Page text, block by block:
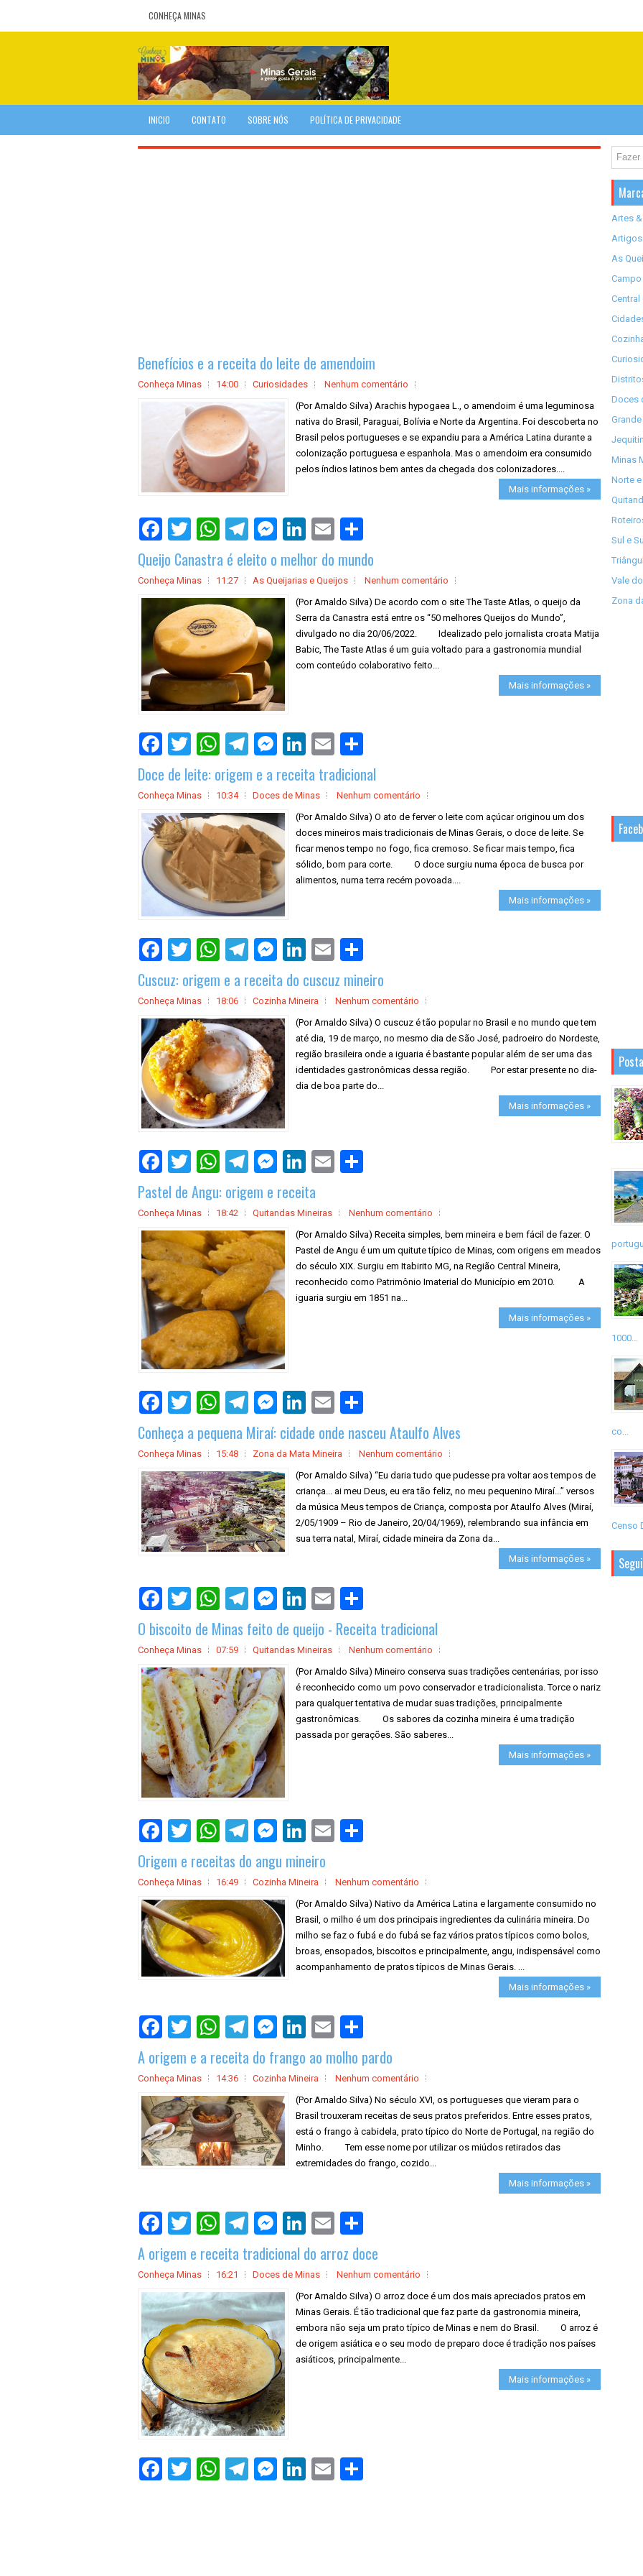
CONHEÇA MINAS
INICIO CONTATO SOBRE NÓS POLÍTICA DE PRIVACIDADE
Benefícios e a receita do leite de amendoim
Conheça Minas 14:00 Curiosidades
Nenhum comentário
(Por Arnaldo Silva) Arachis hypogaea L., o amendoim é uma leguminosa
nativa do Brasil, Paraguai, Bolívia e Norte da Argentina. Foi descoberta no
Brasil pelos portugueses e se expandiu para a América Latina durante a
colonização portuguesa e espanhola. Mas o amendoim era consumido
pelos índios latinos bem antes da chegada dos colonizadores....
Mais informações »
r
e
Queijo Canastra é eleito o melhor do mundo
Conheça Minas 11:27 As Queijarias e Queijos
Nenhum comentário
(Por Arnaldo Silva) De acordo com o site The Taste Atlas, o queijo da
Serra da Canastra está entre os “50 melhores Queijos do Mundo”,
divulgado no dia 20/06/2022. Idealizado pelo jornalista croata Matija
Babic, The Taste Atlas é um guia voltado para a gastronomia mundial
com conteúdo colaborativo feito...
Mais informações »
r
e
Doce de leite: origem e a receita tradicional
Conheça Minas 10:34 Doces de Minas
Nenhum comentário
(Por Arnaldo Silva) O ato de ferver o leite com açúcar originou um dos
doces mineiros mais tradicionais de Minas Gerais, o doce de leite. Se
ficar menos tempo no fogo, fica cremoso. Se ficar mais tempo, fica
sólido, bom para corte. O doce surgiu numa época de busca por
alimentos, numa terra recém povoada....
Mais informações »
r
e
Cuscuz: origem e a receita do cuscuz mineiro
Conheça Minas 18:06 Cozinha Mineira
Nenhum comentário
(Por Arnaldo Silva) O cuscuz é tão popular no Brasil e no mundo que tem
até dia, 19 de março, no mesmo dia de São José, padroeiro do Nordeste,
região brasileira onde a iguaria é bastante popular além de ser uma das
identidades gastronômicas dessa região. Por estar presente no dia-
dia de boa parte do...
Mais informações »
Pastel de Angu: origem e receita
Conheça Minas 18:42 Quitandas Mineiras
Nenhum comentário
(Por Arnaldo Silva) Receita simples, bem mineira e bem fácil de fazer. O
Pastel de Angu é um um quitute típico de Minas, com origens em meados
do século XIX. Surgiu em Itabirito MG, na Região Central Mineira,
reconhecido como Patrimônio Imaterial do Município em 2010. A
iguaria surgiu em 1851 na...
Mais informações »
r
e
Conheça a pequena Miraí: cidade onde nasceu Ataulfo Alves
Conheça Minas 15:48 Zona da Mata Mineira
Nenhum comentário
(Por Arnaldo Silva) “Eu daria tudo que pudesse pra voltar aos tempos de
criança... ai meu Deus, eu era tão feliz, no meu pequenino Miraí...” versos
da música Meus tempos de Criança, composta por Ataulfo Alves (Miraí,
2/05/1909 – Rio de Janeiro, 20/04/1969), relembrando sua infância em
sua terra natal, Miraí, cidade mineira da Zona da...
Mais informações »
r
e
O biscoito de Minas feito de queijo - Receita tradicional
Conheça Minas 07:59 Quitandas Mineiras
Nenhum comentário
(Por Arnaldo Silva) Mineiro conserva suas tradições centenárias, por isso
é reconhecido como um povo conservador e tradicionalista. Torce o nariz
para qualquer tentativa de mudar suas tradições, principalmente
gastronômicas. Os sabores da cozinha mineira é uma tradição
passada por gerações. São saberes...
Mais informações »
Origem e receitas do angu mineiro
Conheça Minas 16:49 Cozinha Mineira
Nenhum comentário
(Por Arnaldo Silva) Nativo da América Latina e largamente consumido no
Brasil, o milho é um dos principais ingredientes da culinária mineira. Do
milho se faz o fubá e do fubá se faz vários pratos típicos como bolos,
broas, ensopados, biscoitos e principalmente, angu, indispensável como
acompanhamento de pratos típicos de Minas Gerais. ...
Mais informações »
r
e
A origem e a receita do frango ao molho pardo
Conheça Minas 14:36 Cozinha Mineira
Nenhum comentário
(Por Arnaldo Silva) No século XVI, os portugueses que vieram para o
Brasil trouxeram receitas de seus pratos preferidos. Entre esses pratos,
está o frango à cabidela, prato típico do Norte de Portugal, na região do
Minho. Tem esse nome por utilizar os miúdos retirados das
extremidades do frango, cozido...
Mais informações »
r
e
A origem e receita tradicional do arroz doce
Conheça Minas 16:21 Doces de Minas
Nenhum comentário
(Por Arnaldo Silva) O arroz doce é um dos mais apreciados pratos em
Minas Gerais. É tão tradicional que faz parte da gastronomia mineira,
embora não seja um prato típico de Minas e nem do Brasil. O arroz é
de origem asiática e o seu modo de preparo doce é tradição nos países
asiáticos, principalmente...
Mais informações »
Artes
As
Central
Doces
Minas
Norte
Sul e
Vale
Zona
1000...
co...
Censo